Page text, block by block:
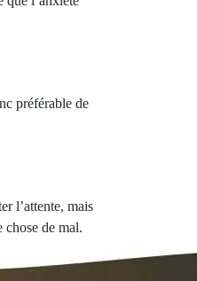
préférable de
l’attente, mais
chose de mal.